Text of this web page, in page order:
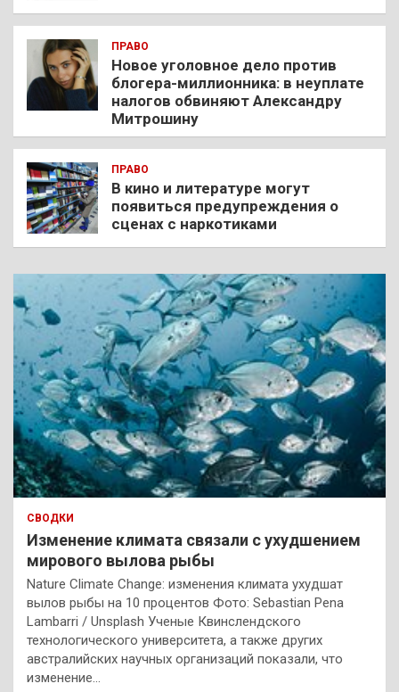
ПРАВО
Новое уголовное дело против
блогера-миллионника: в неуплате
налогов обвиняют Александру
Митрошину
ПРАВО
В кино и литературе могут
появиться предупреждения о
сценах с наркотиками
СВОДКИ
Изменение климата связали с ухудшением
мирового вылова рыбы
Nature Climate Change: изменения климата ухудшат
вылов рыбы на 10 процентов Фото: Sebastian Pena
Lambarri / Unsplash Ученые Квинслендского
технологического университета, а также других
австралийских научных организаций показали, что
изменение…